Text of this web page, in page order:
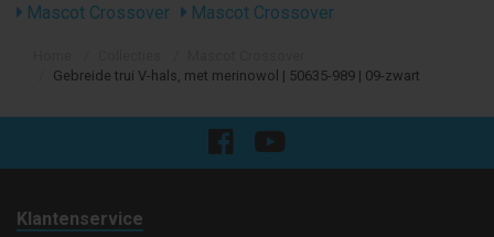
Mascot Crossover
Mascot Crossover
Gebreide trui V-hals, met merinowol | 50635-989 | 09-zwart
Klantenservice